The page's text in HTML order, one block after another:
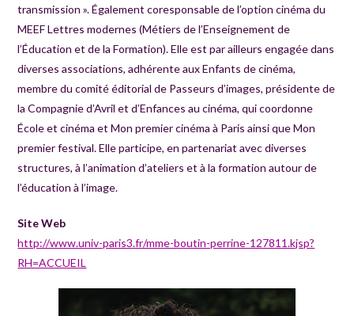
transmission ». Également coresponsable de l’option cinéma du
MEEF Lettres modernes (Métiers de l’Enseignement de
l’Éducation et de la Formation). Elle est par ailleurs engagée dans
diverses associations, adhérente aux Enfants de cinéma,
membre du comité éditorial de Passeurs d’images, présidente de
la Compagnie d’Avril et d’Enfances au cinéma, qui coordonne
École et cinéma et Mon premier cinéma à Paris ainsi que Mon
premier festival. Elle participe, en partenariat avec diverses
structures, à l’animation d’ateliers et à la formation autour de
l’éducation à l’image.
Site Web
http://www.univ-paris3.fr/mme-boutin-perrine-127811.kjsp?
RH=ACCUEIL